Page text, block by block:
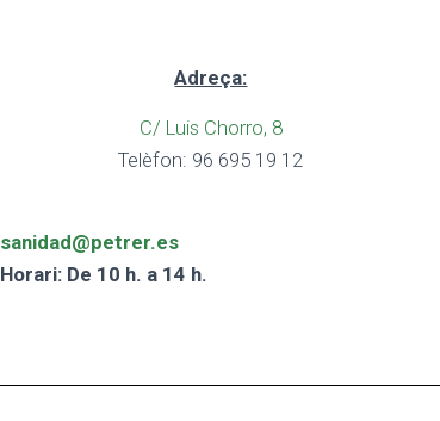
Adreça:
C/ Luis Chorro, 8
Telèfon: 96 695 19 12
sanidad@petrer.es
Horari: De 10 h. a 14 h.